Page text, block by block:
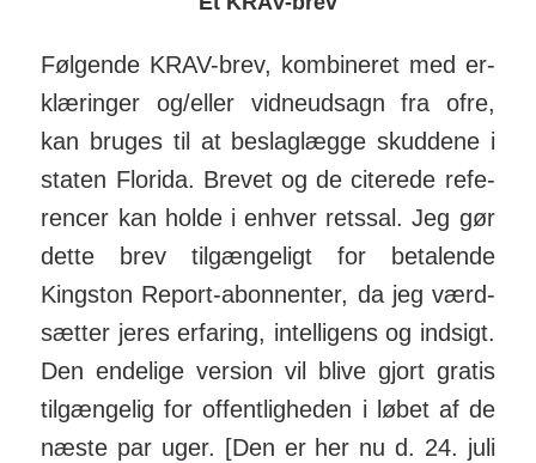
Følgende KRAV-brev, kom­bineret med er­
klær­inger og/­eller vid­ne­ud­sagn fra ofre,
kan bruges til at be­slag­lægge skuddene i
staten Florida. Brevet og de citerede refe­
rencer kan holde i enhver retssal. Jeg gør
dette brev til­gæng­eligt for be­talende
Kingston Report-abon­nenter, da jeg værd­
sætter jeres er­faring, intel­ligens og ind­sigt.
Den endelige version vil blive gjort gratis
til­gæng­elig for offent­lig­heden i løbet af de
næste par uger. [Den er her nu d. 24. juli